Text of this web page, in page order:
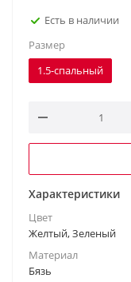
Есть в наличии
Размер
1.5-спальный
Характеристики
Цвет
Желтый, Зеленый
Материал
Бязь